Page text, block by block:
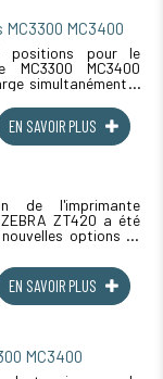
MC3400
positions pour le
MC3300 MC3400
simultanément 5
chargeur (...)
EN SAVOIR PLUS
de l'imprimante
ZT420 a été
options et
laize et (...)
EN SAVOIR PLUS
MC3400